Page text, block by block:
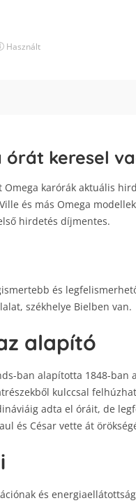
Használt
órát keresel
Omega karórák aktuális
és más Omega
hirdetés díjmentes.
és
székhelye Bielben van.
alapító
ban alapította 1848-ban
kulccsal
adta el óráit, de
és César vette át
és